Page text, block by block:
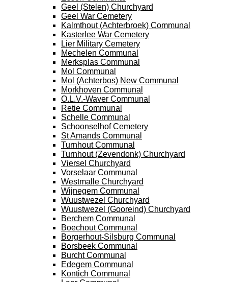
Geel (Stelen) Churchyard
Geel War Cemetery
Kalmthout (Achterbroek) Communal
Kasterlee War Cemetery
Lier Military Cemetery
Mechelen Communal
Merksplas Communal
Mol Communal
Mol (Achterbos) New Communal
Morkhoven Communal
O.L.V.-Waver Communal
Retie Communal
Schelle Communal
Schoonselhof Cemetery
St Amands Communal
Turnhout Communal
Turnhout (Zevendonk) Churchyard
Viersel Churchyard
Vorselaar Communal
Westmalle Churchyard
Wijnegem Communal
Wuustwezel Churchyard
Wuustwezel (Gooreind) Churchyard
Berchem Communal
Boechout Communal
Borgerhout-Silsburg Communal
Borsbeek Communal
Burcht Communal
Edegem Communal
Kontich Communal